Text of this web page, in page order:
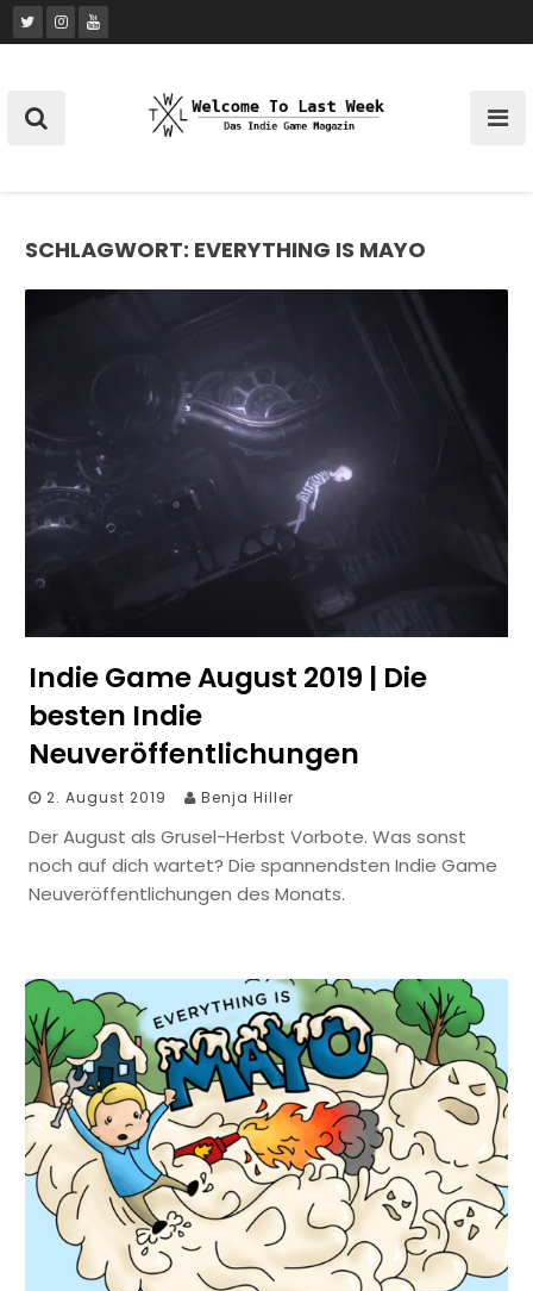
Skip
to
SCHLAGWORT: EVERYTHING IS MAYO
Indie Game August 2019 | Die
besten Indie
Neuveröffentlichungen
2. August 2019 Benja Hiller
Der August als Grusel-Herbst Vorbote. Was sonst
noch auf dich wartet? Die spannendsten Indie Game
Neuveröffentlichungen des Monats.